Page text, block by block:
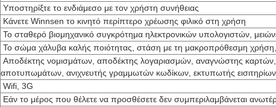
Υποστηρίξτε το ενδιάμεσο με τον χρήστη συνήθειας
Κάνετε Winnsen το κινητό περίπτερο χρέωσης φιλικό στη χρήση
Το σταθερό βιομηχανικό συγκρότημα ηλεκτρονικών υπολογιστών,
Το σώμα χάλυβα καλής ποιότητας, στάση με τη μακροπρόθεσμη
Αποδέκτης νομισμάτων, αποδέκτης λογαριασμών, αναγνώστης καρτών,
αποτυπωμάτων, ανιχνευτής γραμμωτών κωδίκων, εκτυπωτής εισιτηρίων
Wifi, 3G
Εάν το μέρος που θέλετε να προσθέσετε δεν συμπεριλαμβάνεται